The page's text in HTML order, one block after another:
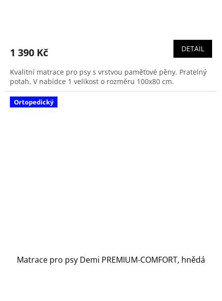
1 390 Kč DETAIL
Kvalitní matrace pro psy s vrstvou paměťové pěny. Pratelný
potah. V nabídce 1 velikost o rozměru 100x80 cm.
Ortopedický
Matrace pro psy Demi PREMIUM-COMFORT, hnědá